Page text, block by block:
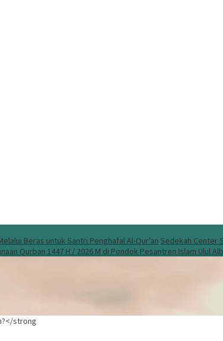
Beras untuk Santri Penghafal Al-Qur’an Sedekah Center
Qurban 1447 H / 2026 M di Pondok Pesantren Islam Ulul
strong